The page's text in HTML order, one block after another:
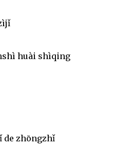
huài shìqing
de zhōngzhǐ